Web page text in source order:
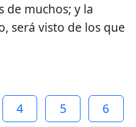
de muchos; y la
será visto de los que
4 5
6